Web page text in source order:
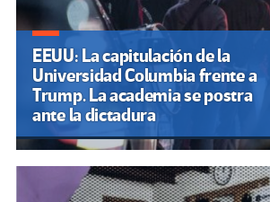
EEUU: La capitulación de la
Universidad Columbia frente a
Trump. La academia se postra
ante la dictadura